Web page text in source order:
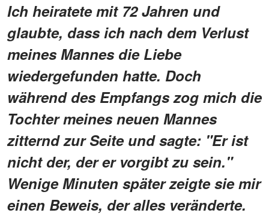
Ich heiratete mit 72 Jahren und
glaubte, dass ich nach dem Verlust
meines Mannes die Liebe
wiedergefunden hatte. Doch
während des Empfangs zog mich die
Tochter meines neuen Mannes
zitternd zur Seite und sagte: "Er ist
nicht der, der er vorgibt zu sein."
Wenige Minuten später zeigte sie mir
einen Beweis, der alles veränderte.